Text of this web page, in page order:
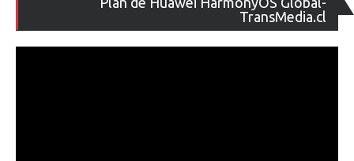
TransMedia.cl
de